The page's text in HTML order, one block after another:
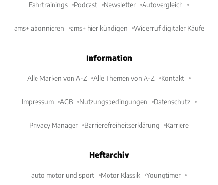
Fahrtrainings Podcast Newsletter Autovergleich
ams+ abonnieren ams+ hier kündigen Widerruf digitaler Käufe
Information
Alle Marken von A-Z Alle Themen von A-Z Kontakt
Impressum AGB Nutzungsbedingungen Datenschutz
Privacy Manager Barrierefreiheitserklärung Karriere
Heftarchiv
auto motor und sport Motor Klassik Youngtimer